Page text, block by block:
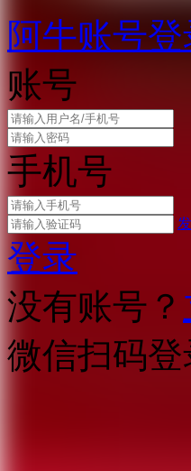
阿牛账号登
账号
手机号
登录
没有账号？
微信扫码登